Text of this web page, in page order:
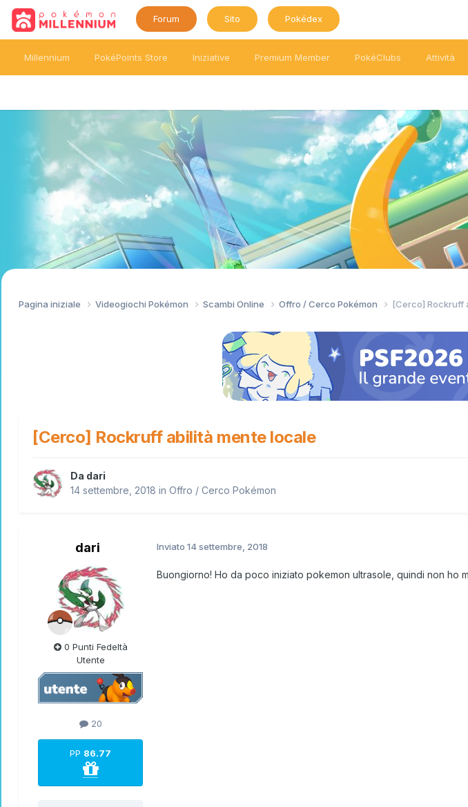
Forum Sito Pokédex
Millennium PokéPoints Store Iniziative Premium Member PokéClubs Attività
Pagina iniziale Videogiochi Pokémon Scambi Online Offro / Cerco Pokémon [Cerco] Rockruff
[Cerco] Rockruff abilità mente locale
Da dari
14 settembre, 2018 in Offro / Cerco Pokémon
dari
0 Punti Fedeltà
Utente
20
PP 86.77
Inviato 14 settembre, 2018
Buongiorno! Ho da poco iniziato pokemon ultrasole, quindi non ho